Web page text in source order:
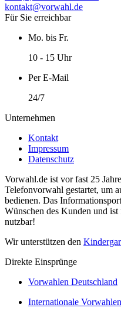
kontakt@vorwahl.de
Für Sie erreichbar
Mo. bis Fr.
10 - 15 Uhr
Per E-Mail
24/7
Unternehmen
Kontakt
Impressum
Datenschutz
Vorwahl.de ist vor fast 25
Telefonvorwahl gestartet, um
bedienen. Das
Wünschen des Kunden und
nutzbar!
Wir unterstützen den
Direkte Einsprünge
Vorwahlen Deutschland
Internationale Vorwahlen